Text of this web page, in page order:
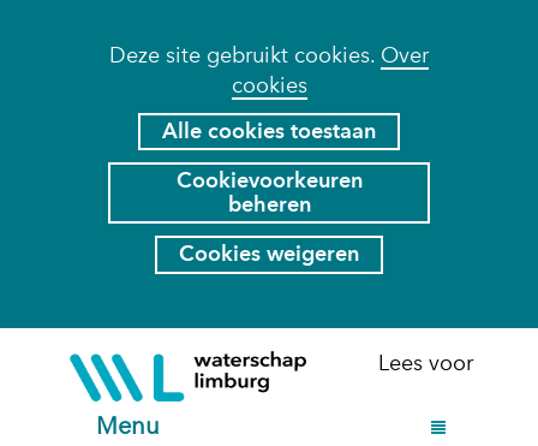
Cookies
toestaan?
Deze site gebruikt cookies. Over
cookies
kan
gebruik
cookies
website
worden
toegestaan
Alle cookies toestaan
Cookievoorkeuren
beheren
Cookies weigeren
naar
Lees voor
Menu